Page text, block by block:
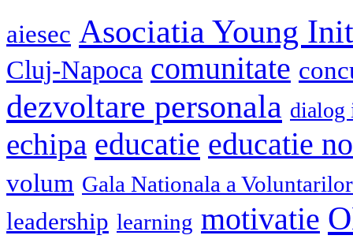
aiesec Asociatia Young
Cluj-Napoca comunitate
dezvoltare personala dialog
echipa educatie educatie
volum Gala Nationala a Voluntarilor
leadership learning motivatie